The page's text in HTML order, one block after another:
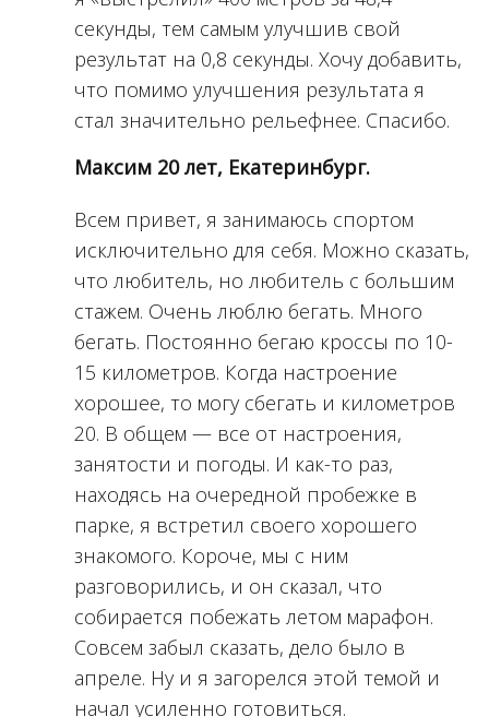
секунды, тем самым улучшив свой
результат на 0,8 секунды. Хочу добавить,
что помимо улучшения результата я
стал значительно рельефнее. Спасибо.
Максим 20 лет, Екатеринбург.
Всем привет, я занимаюсь спортом
исключительно для себя. Можно сказать,
что любитель, но любитель с большим
стажем. Очень люблю бегать. Много
бегать. Постоянно бегаю кроссы по 10-
15 километров. Когда настроение
хорошее, то могу сбегать и километров
20. В общем — все от настроения,
занятости и погоды. И как-то раз,
находясь на очередной пробежке в
парке, я встретил своего хорошего
знакомого. Короче, мы с ним
разговорились, и он сказал, что
собирается побежать летом марафон.
Совсем забыл сказать, дело было в
апреле. Ну и я загорелся этой темой и
начал усиленно готовиться.